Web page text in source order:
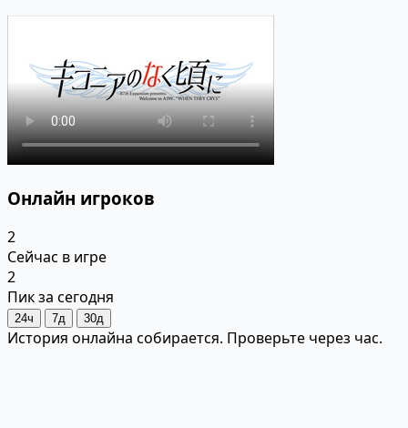
Онлайн игроков
2
Сейчас в игре
2
Пик за сегодня
24ч 7д 30д
История онлайна собирается. Проверьте через час.